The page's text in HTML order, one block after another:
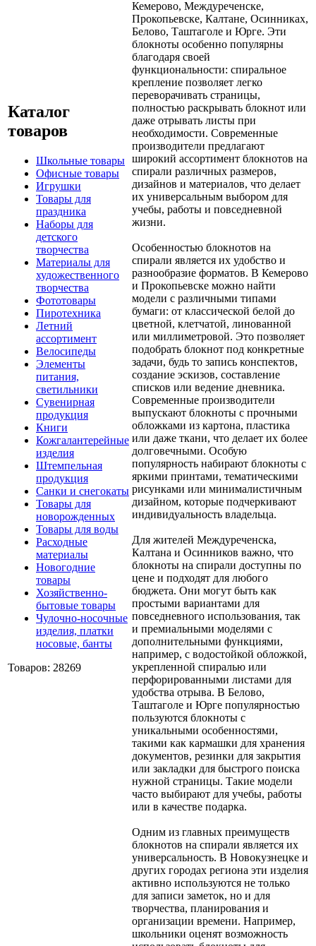
Каталог
товаров
Школьные товары
Офисные товары
Игрушки
Товары для
праздника
Наборы для
детского
творчества
Материалы для
художественного
творчества
Фототовары
Пиротехника
Летний
ассортимент
Велосипеды
Элементы
питания,
светильники
Сувенирная
продукция
Книги
Кожгалантерейные
изделия
Штемпельная
продукция
Санки и снегокаты
Товары для
новорожденных
Товары для воды
Расходные
материалы
Новогодние
товары
Хозяйственно-
бытовые товары
Чулочно-носочные
изделия, платки
носовые, банты
Товаров: 28269
Кемерово, Междуреченске,
Прокопьевске, Калтане, Осинниках,
Белово, Таштаголе и Юрге. Эти
блокноты особенно популярны
благодаря своей
функциональности: спиральное
крепление позволяет легко
переворачивать страницы,
полностью раскрывать блокнот или
даже отрывать листы при
необходимости. Современные
производители предлагают
широкий ассортимент блокнотов на
спирали различных размеров,
дизайнов и материалов, что делает
их универсальным выбором для
учебы, работы и повседневной
жизни.
Особенностью блокнотов на
спирали является их удобство и
разнообразие форматов. В Кемерово
и Прокопьевске можно найти
модели с различными типами
бумаги: от классической белой до
цветной, клетчатой, линованной
или миллиметровой. Это позволяет
подобрать блокнот под конкретные
задачи, будь то запись конспектов,
создание эскизов, составление
списков или ведение дневника.
Современные производители
выпускают блокноты с прочными
обложками из картона, пластика
или даже ткани, что делает их более
долговечными. Особую
популярность набирают блокноты с
яркими принтами, тематическими
рисунками или минималистичным
дизайном, которые подчеркивают
индивидуальность владельца.
Для жителей Междуреченска,
Калтана и Осинников важно, что
блокноты на спирали доступны по
цене и подходят для любого
бюджета. Они могут быть как
простыми вариантами для
повседневного использования, так
и премиальными моделями с
дополнительными функциями,
например, с водостойкой обложкой,
укрепленной спиралью или
перфорированными листами для
удобства отрыва. В Белово,
Таштаголе и Юрге популярностью
пользуются блокноты с
уникальными особенностями,
такими как кармашки для хранения
документов, резинки для закрытия
или закладки для быстрого поиска
нужной страницы. Такие модели
часто выбирают для учебы, работы
или в качестве подарка.
Одним из главных преимуществ
блокнотов на спирали является их
универсальность. В Новокузнецке и
других городах региона эти изделия
активно используются не только
для записи заметок, но и для
творчества, планирования и
организации времени. Например,
школьники оценят возможность